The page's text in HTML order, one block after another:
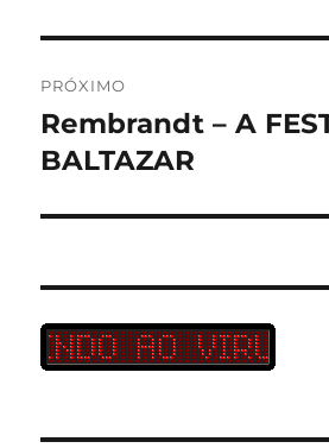
PRÓXIMO
Próximo
post:
Rembrandt – A
BALTAZAR